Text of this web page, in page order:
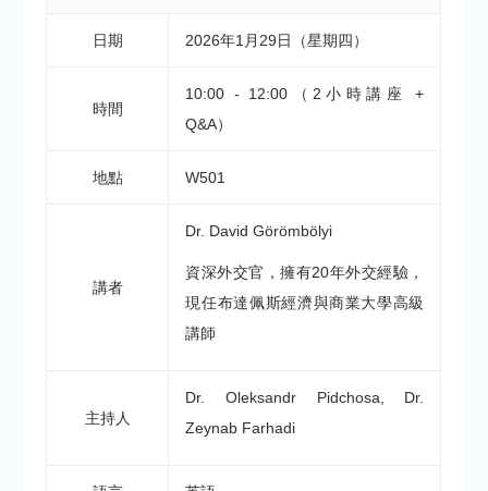
日期 2026年1月29日（星期四）
時間
10:00 - 12:00（2小時講座 +
Q&A）
地點 W501
講者
Dr. David Görömbölyi
資深外交官，擁有20年外交經驗，
現任布達佩斯經濟與商業大學高級
講師
主持人
Dr. Oleksandr Pidchosa, Dr.
Zeynab Farhadi